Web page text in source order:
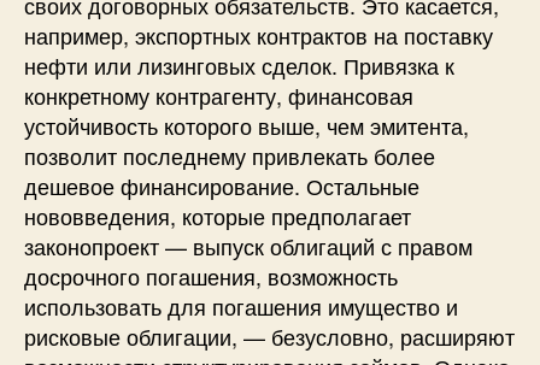
например, экспортных контрактов на поставку
нефти или лизинговых сделок. Привязка к
конкретному контрагенту, финансовая
устойчивость которого выше, чем эмитента,
позволит последнему привлекать более
дешевое финансирование. Остальные
нововведения, которые предполагает
законопроект — выпуск облигаций с правом
досрочного погашения, возможность
использовать для погашения имущество и
рисковые облигации, — безусловно, расширяют